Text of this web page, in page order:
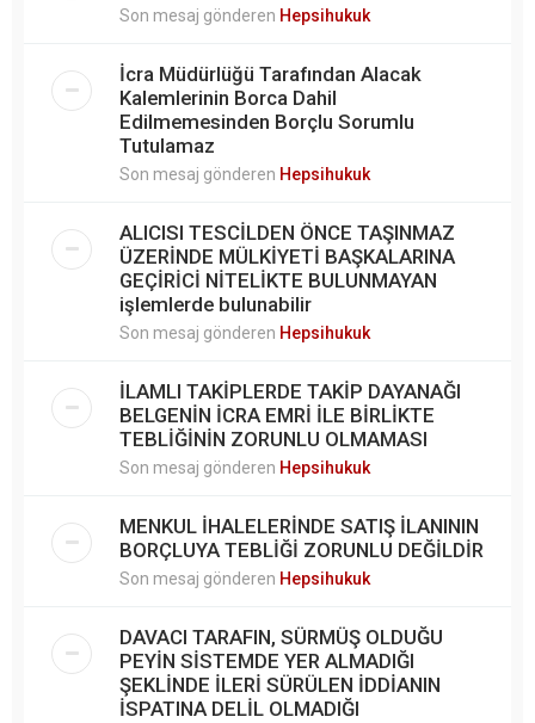
Son mesaj gönderen Hepsihukuk
İcra Müdürlüğü Tarafından Alacak
Kalemlerinin Borca Dahil
Edilmemesinden Borçlu Sorumlu
Tutulamaz
Son mesaj gönderen Hepsihukuk
ALICISI TESCİLDEN ÖNCE TAŞINMAZ
ÜZERİNDE MÜLKİYETİ BAŞKALARINA
GEÇİRİCİ NİTELİKTE BULUNMAYAN
işlemlerde bulunabilir
Son mesaj gönderen Hepsihukuk
İLAMLI TAKİPLERDE TAKİP DAYANAĞI
BELGENİN İCRA EMRİ İLE BİRLİKTE
TEBLİĞİNİN ZORUNLU OLMAMASI
Son mesaj gönderen Hepsihukuk
MENKUL İHALELERİNDE SATIŞ İLANININ
BORÇLUYA TEBLİĞİ ZORUNLU DEĞİLDİR
Son mesaj gönderen Hepsihukuk
DAVACI TARAFIN, SÜRMÜŞ OLDUĞU
PEYİN SİSTEMDE YER ALMADIĞI
ŞEKLİNDE İLERİ SÜRÜLEN İDDİANIN
İSPATINA DELİL OLMADIĞI